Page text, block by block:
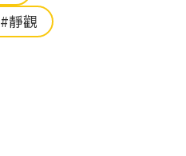
#靜觀